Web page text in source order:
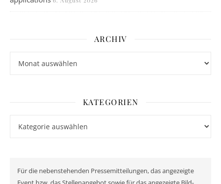
ARCHIV
KATEGORIEN
Für die nebenstehenden Pressemitteilungen, das angezeigte